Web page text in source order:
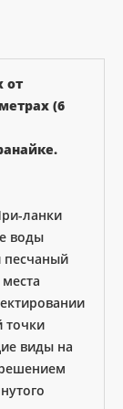
от
(6
ланки
воды
песчаный
точки
виды на